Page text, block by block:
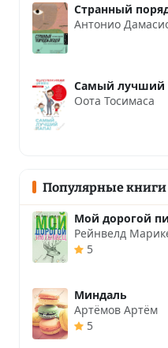
Странный
Антонио
Самый лучший
Оота Тосимаса
Популярные книги
Мой дорогой
Рейнвелд
5
Миндаль
Артёмов Артём
5